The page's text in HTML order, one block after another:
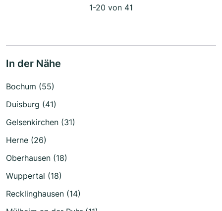
1-20 von 41
In der Nähe
Bochum (55)
Duisburg (41)
Gelsenkirchen (31)
Herne (26)
Oberhausen (18)
Wuppertal (18)
Recklinghausen (14)